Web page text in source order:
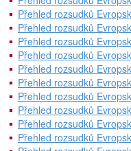
Přehled rozsudků
Přehled rozsudků
Přehled rozsudků
Přehled rozsudků
Přehled rozsudků
Přehled rozsudků
Přehled rozsudků
Přehled rozsudků
Přehled rozsudků
Přehled rozsudků